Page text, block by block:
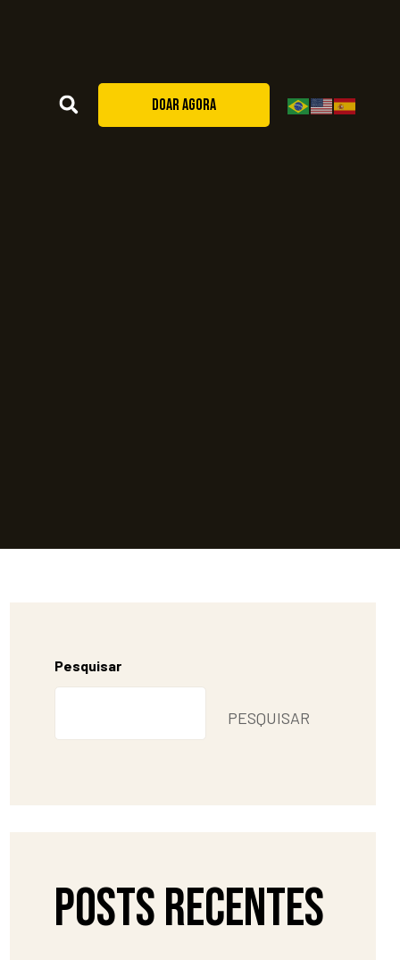
DOAR AGORA
Pesquisar
PESQUISAR
Posts recentes